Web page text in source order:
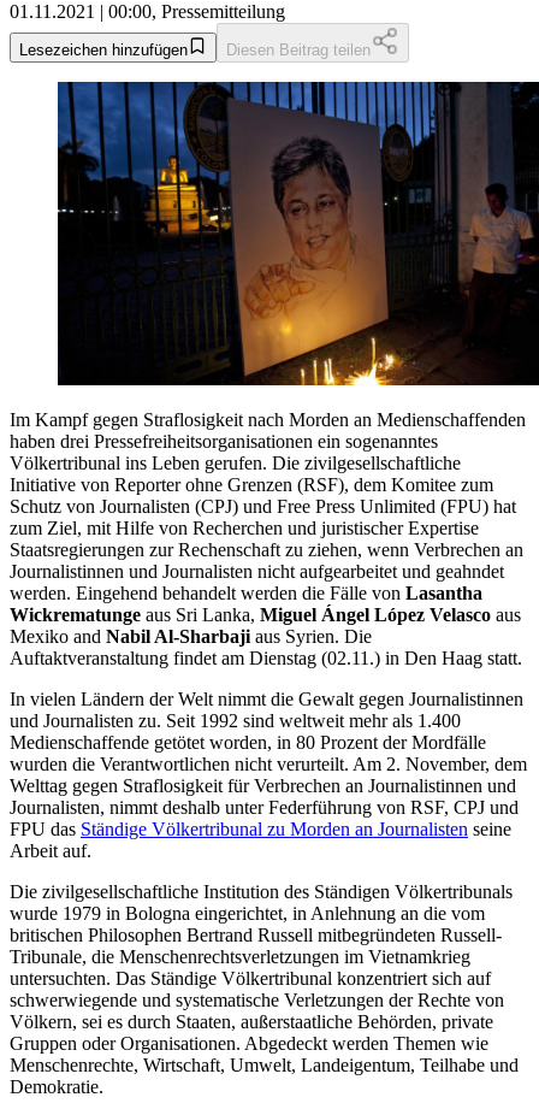
01.11.2021 | 00:00, Pressemitteilung
Lesezeichen hinzufügen Diesen Beitrag teilen
Im Kampf gegen Straflosigkeit nach Morden an Medienschaffenden
haben drei Pressefreiheitsorganisationen ein sogenanntes
Völkertribunal ins Leben gerufen. Die zivilgesellschaftliche
Initiative von Reporter ohne Grenzen (RSF), dem Komitee zum
Schutz von Journalisten (CPJ) und Free Press Unlimited (FPU) hat
zum Ziel, mit Hilfe von Recherchen und juristischer Expertise
Staatsregierungen zur Rechenschaft zu ziehen, wenn Verbrechen an
Journalistinnen und Journalisten nicht aufgearbeitet und geahndet
werden. Eingehend behandelt werden die Fälle von Lasantha
Wickrematunge aus Sri Lanka, Miguel Ángel López Velasco aus
Mexiko and Nabil Al-Sharbaji aus Syrien. Die
Auftaktveranstaltung findet am Dienstag (02.11.) in Den Haag statt.
In vielen Ländern der Welt nimmt die Gewalt gegen Journalistinnen
und Journalisten zu. Seit 1992 sind weltweit mehr als 1.400
Medienschaffende getötet worden, in 80 Prozent der Mordfälle
wurden die Verantwortlichen nicht verurteilt. Am 2. November, dem
Welttag gegen Straflosigkeit für Verbrechen an Journalistinnen und
Journalisten, nimmt deshalb unter Federführung von RSF, CPJ und
FPU das Ständige Völkertribunal zu Morden an Journalisten seine
Arbeit auf.
Die zivilgesellschaftliche Institution des Ständigen Völkertribunals
wurde 1979 in Bologna eingerichtet, in Anlehnung an die vom
britischen Philosophen Bertrand Russell mitbegründeten Russell-
Tribunale, die Menschenrechtsverletzungen im Vietnamkrieg
untersuchten. Das Ständige Völkertribunal konzentriert sich auf
schwerwiegende und systematische Verletzungen der Rechte von
Völkern, sei es durch Staaten, außerstaatliche Behörden, private
Gruppen oder Organisationen. Abgedeckt werden Themen wie
Menschenrechte, Wirtschaft, Umwelt, Landeigentum, Teilhabe und
Demokratie.